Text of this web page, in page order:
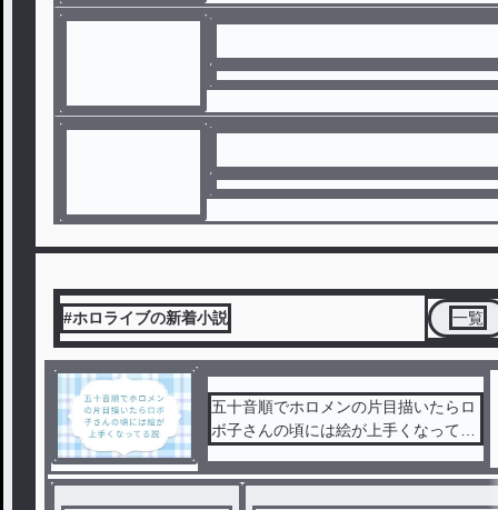
#ホロライブの新着小説 一覧
五十音順でホロメンの片目描いたらロ
ボ子さんの頃には絵が上手くなってる